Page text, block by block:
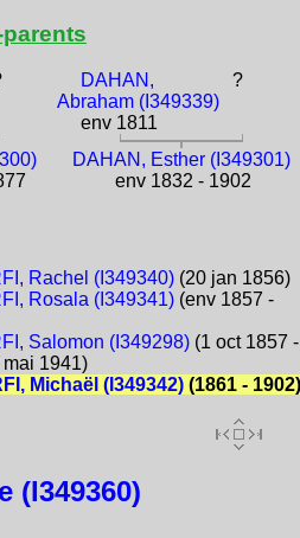
DAHAN,
Abraham (I349339)
env 1811
?
DAHAN, Esther (I349301)
env 1832 - 1902
Rachel (I349340)(20 jan 1856)
Rosala (I349341)(env 1857 -
Salomon (I349298)(1 oct 1857 -
1941)
Michaël (I349342)(1861 - 1902)
(I349360)